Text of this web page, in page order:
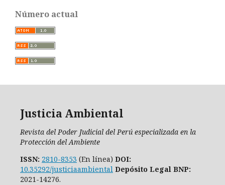
Número actual
Justicia Ambiental
Revista del Poder Judicial del Perú especializada en la
Protección del Ambiente
ISSN: 2810-8353 (En línea) DOI:
10.35292/justiciaambiental Depósito Legal BNP:
2021-14276.